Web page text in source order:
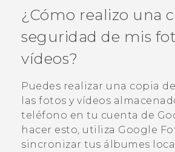
VIVERSE
AYUDA
Dispositivos y accesorios HTC
Iniciar sesión
¿Cómo realizo una
seguridad de mis
vídeos?
Puedes realizar una copia
las fotos y vídeos
teléfono en tu cuenta de
hacer esto, utiliza Google
sincronizar tus álbumes